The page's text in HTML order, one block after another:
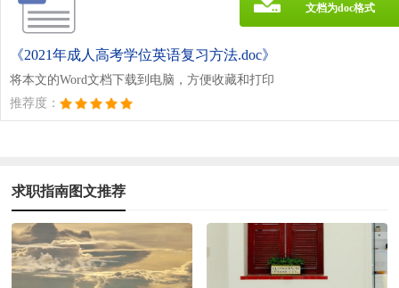
《2021年成人高考学位英语复习方法.doc》
将本文的Word文档下载到电脑，方便收藏和打印
推荐度：
文档为doc格式
求职指南图文推荐